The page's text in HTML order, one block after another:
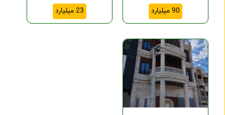
90 میلیارد 23 میلیارد